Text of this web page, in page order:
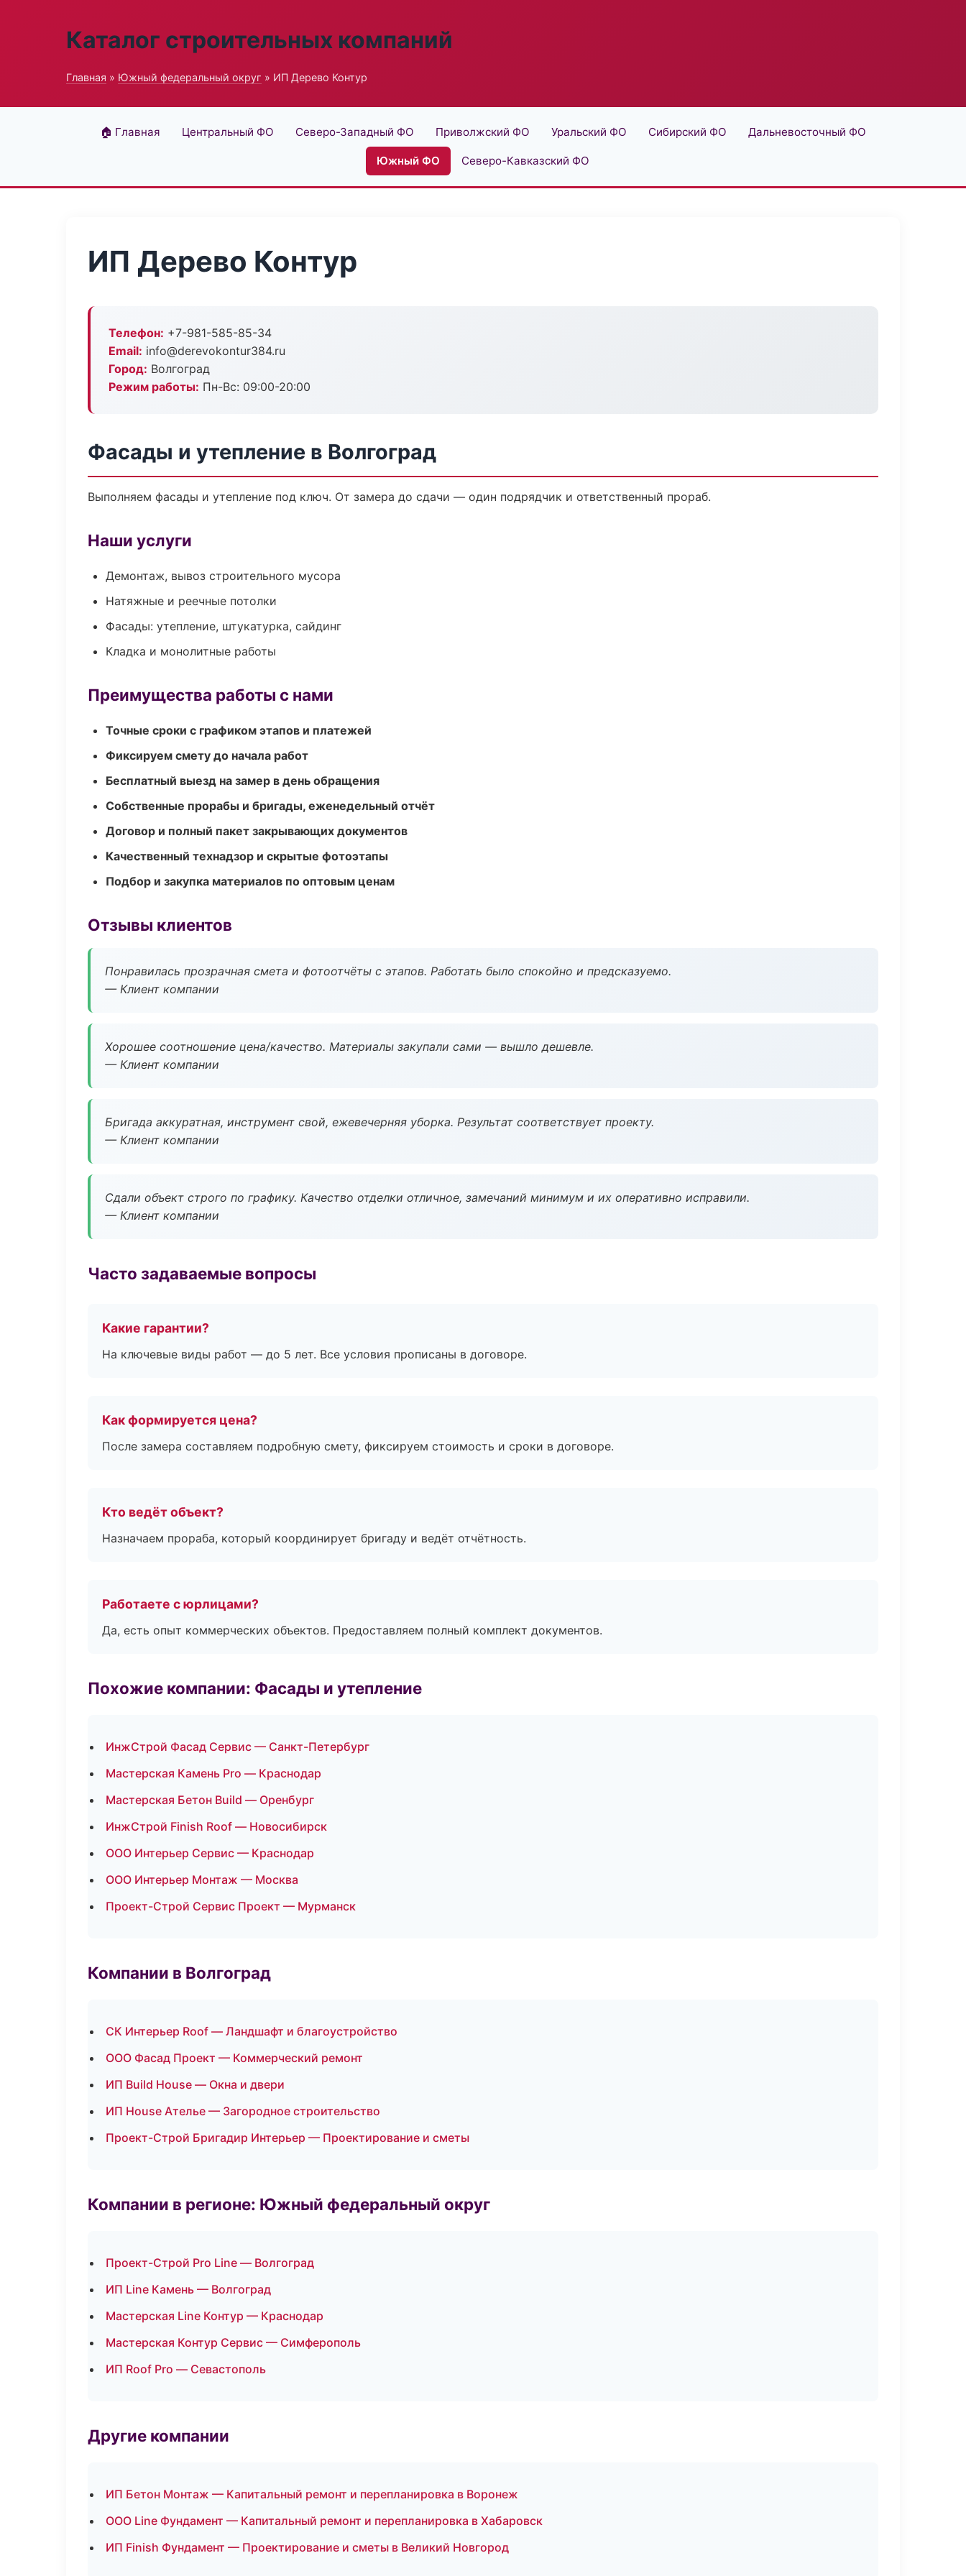
Каталог строительных компаний
Главная » Южный федеральный округ » ИП Дерево Контур
🏠 Главная Центральный ФО Северо-Западный ФО Приволжский ФО Уральский ФО Сибирский ФО Дальневосточный ФО
Южный ФО Северо-Кавказский ФО
ИП Дерево Контур
Телефон: +7-981-585-85-34
Email: info@derevokontur384.ru
Город: Волгоград
Режим работы: Пн-Вс: 09:00-20:00
Фасады и утепление в Волгоград
Выполняем фасады и утепление под ключ. От замера до сдачи — один подрядчик и ответственный прораб.
Наши услуги
Демонтаж, вывоз строительного мусора
Натяжные и реечные потолки
Фасады: утепление, штукатурка, сайдинг
Кладка и монолитные работы
Преимущества работы с нами
Точные сроки с графиком этапов и платежей
Фиксируем смету до начала работ
Бесплатный выезд на замер в день обращения
Собственные прорабы и бригады, еженедельный отчёт
Договор и полный пакет закрывающих документов
Качественный технадзор и скрытые фотоэтапы
Подбор и закупка материалов по оптовым ценам
Отзывы клиентов
Понравилась прозрачная смета и фотоотчёты с этапов. Работать было спокойно и предсказуемо.
— Клиент компании
Хорошее соотношение цена/качество. Материалы закупали сами — вышло дешевле.
— Клиент компании
Бригада аккуратная, инструмент свой, ежевечерняя уборка. Результат соответствует проекту.
— Клиент компании
Сдали объект строго по графику. Качество отделки отличное, замечаний минимум и их оперативно исправили.
— Клиент компании
Часто задаваемые вопросы
Какие гарантии?
На ключевые виды работ — до 5 лет. Все условия прописаны в договоре.
Как формируется цена?
После замера составляем подробную смету, фиксируем стоимость и сроки в договоре.
Кто ведёт объект?
Назначаем прораба, который координирует бригаду и ведёт отчётность.
Работаете с юрлицами?
Да, есть опыт коммерческих объектов. Предоставляем полный комплект документов.
Похожие компании: Фасады и утепление
ИнжСтрой Фасад Сервис — Санкт-Петербург
Мастерская Камень Pro — Краснодар
Мастерская Бетон Build — Оренбург
ИнжСтрой Finish Roof — Новосибирск
ООО Интерьер Сервис — Краснодар
ООО Интерьер Монтаж — Москва
Проект-Строй Сервис Проект — Мурманск
Компании в Волгоград
СК Интерьер Roof — Ландшафт и благоустройство
ООО Фасад Проект — Коммерческий ремонт
ИП Build House — Окна и двери
ИП House Ателье — Загородное строительство
Проект-Строй Бригадир Интерьер — Проектирование и сметы
Компании в регионе: Южный федеральный округ
Проект-Строй Pro Line — Волгоград
ИП Line Камень — Волгоград
Мастерская Line Контур — Краснодар
Мастерская Контур Сервис — Симферополь
ИП Roof Pro — Севастополь
Другие компании
ИП Бетон Монтаж — Капитальный ремонт и перепланировка в Воронеж
ООО Line Фундамент — Капитальный ремонт и перепланировка в Хабаровск
ИП Finish Фундамент — Проектирование и сметы в Великий Новгород